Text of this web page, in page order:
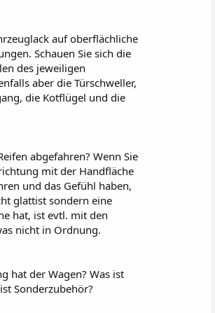
auf oberflächliche
Schauen Sie sich die
des jeweiligen
aber die Türschweller,
die Kotflügel und die
abgefahren? Wenn Sie
mit der Handfläche
und das Gefühl haben,
glattist sondern eine
hat, ist evtl. mit den
nicht in Ordnung.
hat der Wagen? Was ist
Sonderzubehör?